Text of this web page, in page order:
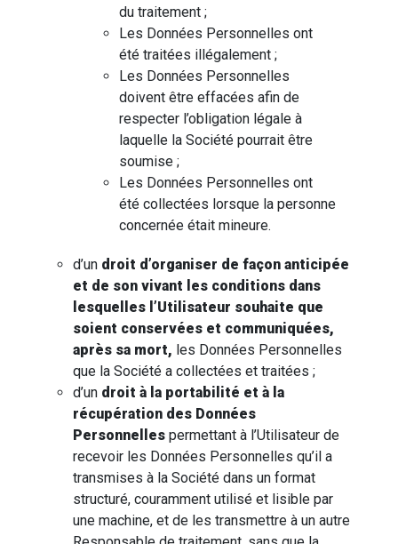
du traitement ;
Les Données Personnelles ont
été traitées illégalement ;
Les Données Personnelles
doivent être effacées afin de
respecter l’obligation légale à
laquelle la Société pourrait être
soumise ;
Les Données Personnelles ont
été collectées lorsque la personne
concernée était mineure.
d’un droit d’organiser de façon anticipée
et de son vivant les conditions dans
lesquelles l’Utilisateur souhaite que
soient conservées et communiquées,
après sa mort, les Données Personnelles
que la Société a collectées et traitées ;
d’un droit à la portabilité et à la
récupération des Données
Personnelles permettant à l’Utilisateur de
recevoir les Données Personnelles qu’il a
transmises à la Société dans un format
structuré, couramment utilisé et lisible par
une machine, et de les transmettre à un autre